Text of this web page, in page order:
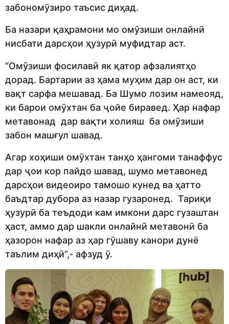
забономӯзиро таъсис диҳад.
Ба назари қаҳрамони мо омӯзиши онлайнӣ
нисбати дарсҳои ҳузурӣ муфидтар аст.
“Омӯзиши фосилавӣ як қатор афзалиятҳо
дорад. Бартарии аз ҳама муҳим дар он аст, ки
вақт сарфа мешавад. Ба Шумо лозим намеояд,
ки барои омӯхтан ба ҷойе биравед. Ҳар нафар
метавонад дар вақти холияш ба омӯзиши
забон машғул шавад.
Агар хоҳиши омӯхтан танҳо ҳангоми танаффус
дар ҷои кор пайдо шавад, шумо метавонед
дарсҳои видеоиро тамошо кунед ва ҳатто
баъдтар дубора аз назар гузаронед. Тариқи
ҳузурӣ ба теъдоди кам имкони дарс гузаштан
ҳаст, аммо дар шакли онлайнӣ метавонӣ ба
ҳазорон нафар аз ҳар гӯшаву канори дунё
таълим диҳӣ”,‑ афзуд ӯ.